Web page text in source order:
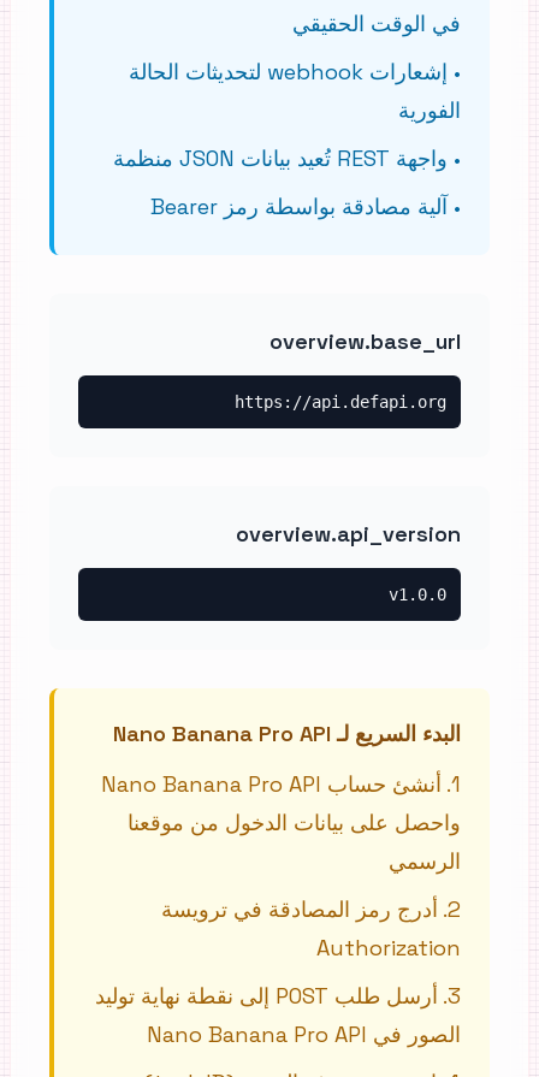
في الوقت الحقيقي
•
إشعارات webhook لتحديثات الحالة
الفورية
• واجهة REST تُعيد بيانات JSON منظمة
• آلية مصادقة بواسطة رمز Bearer
overview.base_url
https://api.defapi.org
overview.api_version
v1.0.0
البدء السريع لـ Nano Banana Pro API
1
.
أنشئ حساب Nano Banana Pro API
واحصل على بيانات الدخول من موقعنا
الرسمي
2
. أدرج رمز المصادقة في ترويسة
Authorization
3
.
أرسل طلب POST إلى نقطة نهاية توليد
الصور في Nano Banana Pro API